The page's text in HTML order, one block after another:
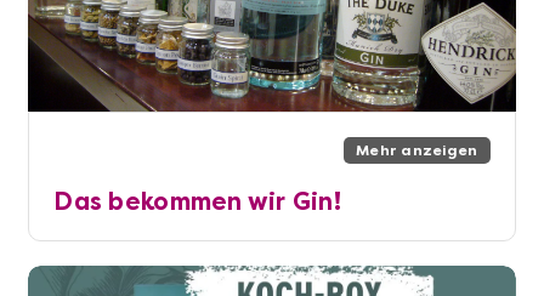
Mehr anzeigen
Das bekommen wir Gin!